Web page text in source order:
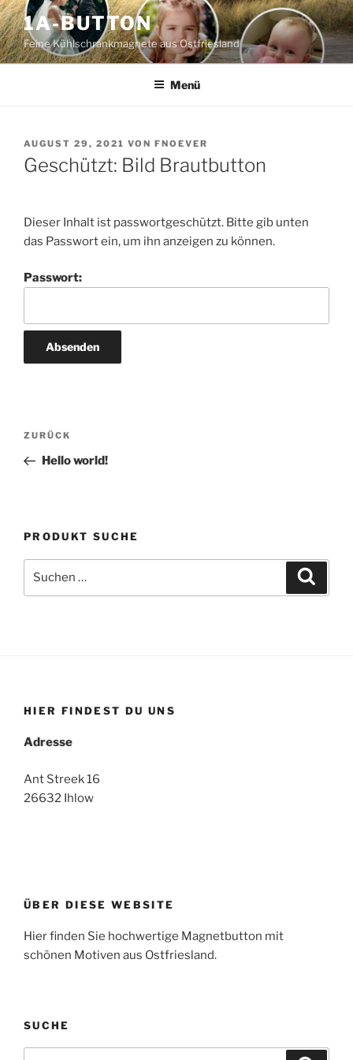
Zum
Inhalt
springen
1A-BUTTON
Feine Kühlschrankmagnete aus Ostfriesland
Menü
VERÖFFENTLICHT
AM
AUGUST 29, 2021 VON FNOEVER
Geschützt: Bild Brautbutton
Dieser Inhalt ist passwortgeschützt. Bitte gib unten
das Passwort ein, um ihn anzeigen zu können.
Passwort:
Beitragsnavigation
Vorheriger
Beitrag
ZURÜCK
Hello world!
PRODUKT SUCHE
nach:
HIER FINDEST DU UNS
Adresse
Ant Streek 16
26632 Ihlow
ÜBER DIESE WEBSITE
Hier finden Sie hochwertige Magnetbutton mit
schönen Motiven aus Ostfriesland.
SUCHE